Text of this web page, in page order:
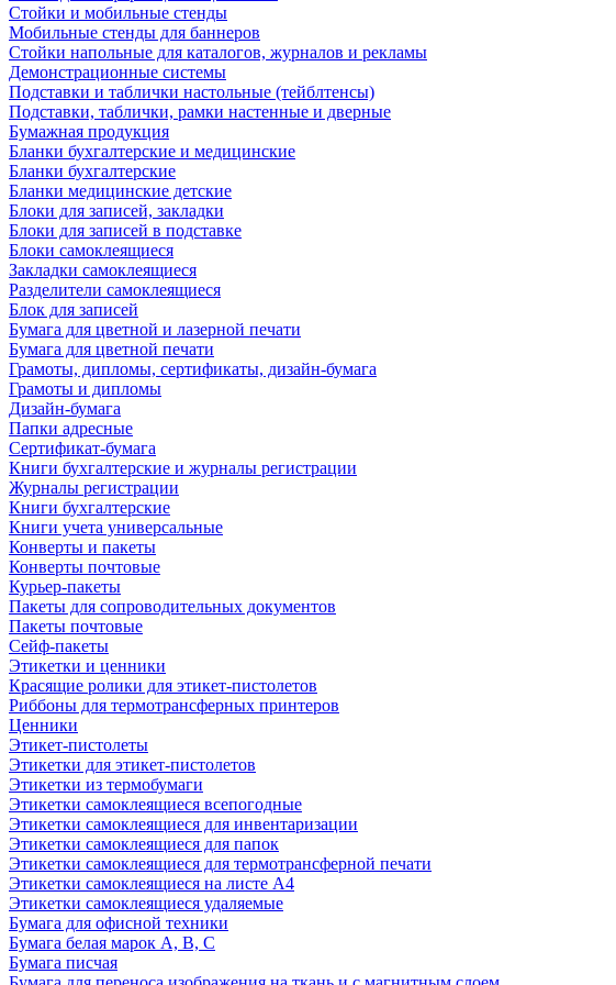
Стойки и мобильные стенды
Мобильные стенды для баннеров
Стойки напольные для каталогов, журналов и рекламы
Демонстрационные системы
Подставки и таблички настольные (тейблтенсы)
Подставки, таблички, рамки настенные и дверные
Бумажная продукция
Бланки бухгалтерские и медицинские
Бланки бухгалтерские
Бланки медицинские детские
Блоки для записей, закладки
Блоки для записей в подставке
Блоки самоклеящиеся
Закладки самоклеящиеся
Разделители самоклеящиеся
Блок для записей
Бумага для цветной и лазерной печати
Бумага для цветной печати
Грамоты, дипломы, сертификаты, дизайн-бумага
Грамоты и дипломы
Дизайн-бумага
Папки адресные
Сертификат-бумага
Книги бухгалтерские и журналы регистрации
Журналы регистрации
Книги бухгалтерские
Книги учета универсальные
Конверты и пакеты
Конверты почтовые
Курьер-пакеты
Пакеты для сопроводительных документов
Пакеты почтовые
Сейф-пакеты
Этикетки и ценники
Красящие ролики для этикет-пистолетов
Риббоны для термотрансферных принтеров
Ценники
Этикет-пистолеты
Этикетки для этикет-пистолетов
Этикетки из термобумаги
Этикетки самоклеящиеся всепогодные
Этикетки самоклеящиеся для инвентаризации
Этикетки самоклеящиеся для папок
Этикетки самоклеящиеся для термотрансферной печати
Этикетки самоклеящиеся на листе А4
Этикетки самоклеящиеся удаляемые
Бумага для офисной техники
Бумага белая марок А, В, С
Бумага писчая